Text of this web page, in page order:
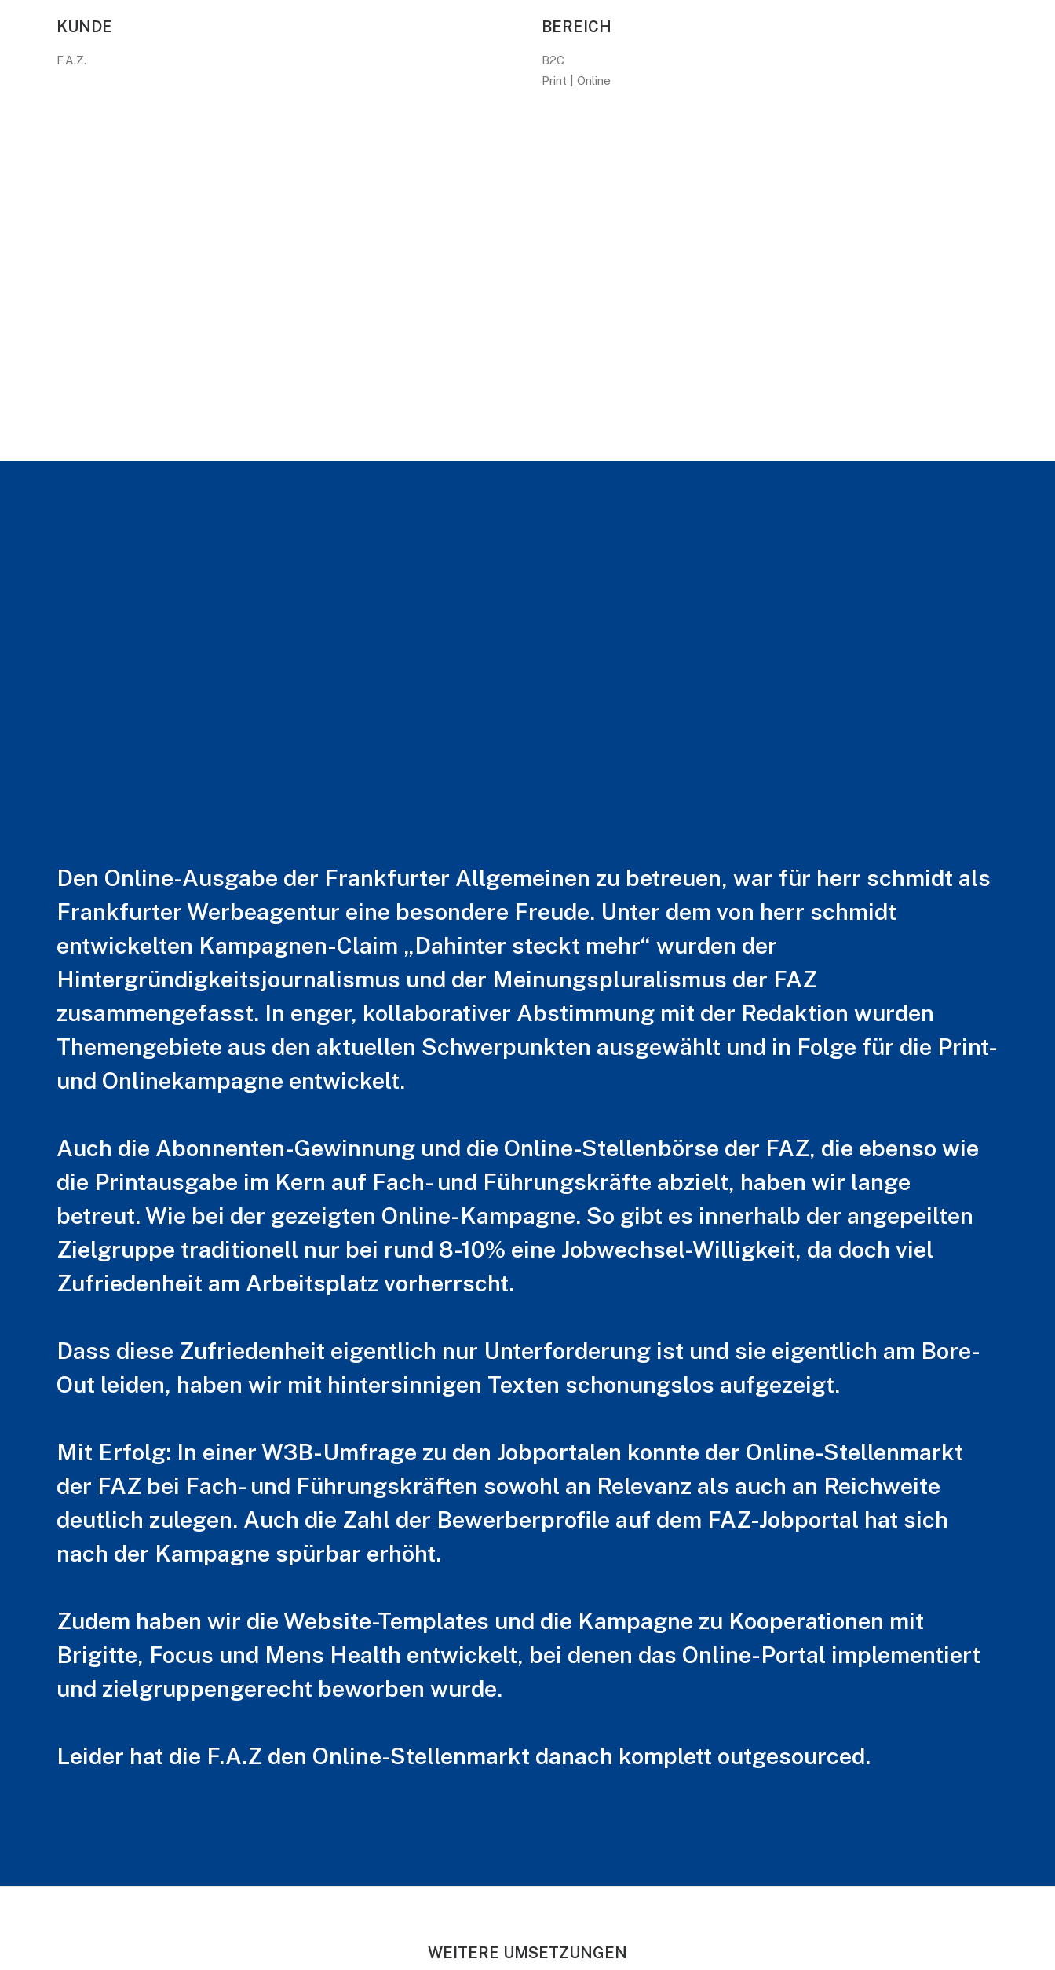
KUNDE
F.A.Z.
BEREICH
B2C
Print | Online
Den Online-Ausgabe der Frankfurter Allgemeinen zu betreuen, war für herr schmidt als
Frankfurter Werbeagentur eine besondere Freude. Unter dem von herr schmidt
entwickelten Kampagnen-Claim „Dahinter steckt mehr“ wurden der
Hintergründigkeitsjournalismus und der Meinungspluralismus der FAZ
zusammengefasst. In enger, kollaborativer Abstimmung mit der Redaktion wurden
Themengebiete aus den aktuellen Schwerpunkten ausgewählt und in Folge für die Print-
und Onlinekampagne entwickelt.
Auch die Abonnenten-Gewinnung und die Online-Stellenbörse der FAZ, die ebenso wie
die Printausgabe im Kern auf Fach- und Führungskräfte abzielt, haben wir lange
betreut. Wie bei der gezeigten Online-Kampagne. So gibt es innerhalb der angepeilten
Zielgruppe traditionell nur bei rund 8-10% eine Jobwechsel-Willigkeit, da doch viel
Zufriedenheit am Arbeitsplatz vorherrscht.
Dass diese Zufriedenheit eigentlich nur Unterforderung ist und sie eigentlich am Bore-
Out leiden, haben wir mit hintersinnigen Texten schonungslos aufgezeigt.
Mit Erfolg: In einer W3B-Umfrage zu den Jobportalen konnte der Online-Stellenmarkt
der FAZ bei Fach- und Führungskräften sowohl an Relevanz als auch an Reichweite
deutlich zulegen. Auch die Zahl der Bewerberprofile auf dem FAZ-Jobportal hat sich
nach der Kampagne spürbar erhöht.
Zudem haben wir die Website-Templates und die Kampagne zu Kooperationen mit
Brigitte, Focus und Mens Health entwickelt, bei denen das Online-Portal implementiert
und zielgruppengerecht beworben wurde.
Leider hat die F.A.Z den Online-Stellenmarkt danach komplett outgesourced.
WEITERE UMSETZUNGEN